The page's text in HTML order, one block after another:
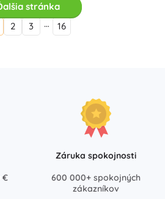
stránka
2 3 … 16
€
Záruka spokojnosti
600 000+ spokojných
zákazníkov